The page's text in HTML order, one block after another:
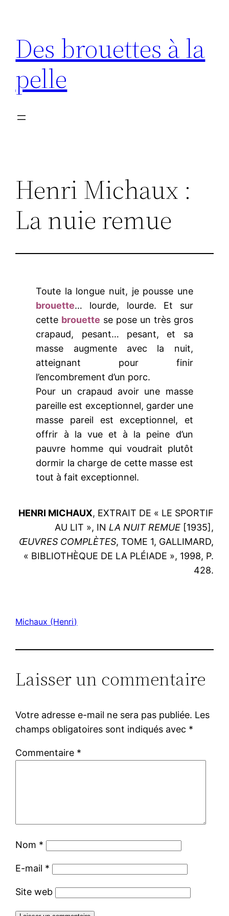
contenu
Des brouettes à la
pelle
Henri Michaux :
La nuie remue
Toute la longue nuit, je pousse une
brouette… lourde, lourde. Et sur
cette brouette se pose un très gros
crapaud, pesant… pesant, et sa
masse augmente avec la nuit,
atteignant pour finir
l’encombrement d’un porc.
Pour un crapaud avoir une masse
pareille est exceptionnel, garder une
masse pareil est exceptionnel, et
offrir à la vue et à la peine d’un
pauvre homme qui voudrait plutôt
dormir la charge de cette masse est
tout à fait exceptionnel.
HENRI MICHAUX, EXTRAIT DE « LE SPORTIF
AU LIT », IN LA NUIT REMUE[1935],
ŒUVRES COMPLÈTES, TOME 1, GALLIMARD,
« BIBLIOTHÈQUE DE LA PLÉIADE », 1998, P.
428.
Michaux (Henri)
Laisser un commentaire
Votre adresse e-mail ne sera pas publiée. Les
champs obligatoires sont indiqués avec *
Commentaire *
Nom *
E-mail *
Site web